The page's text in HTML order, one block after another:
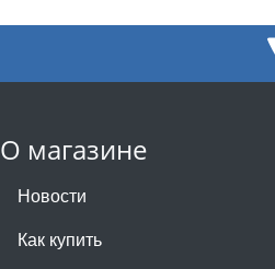
О магазине
Новости
Как купить